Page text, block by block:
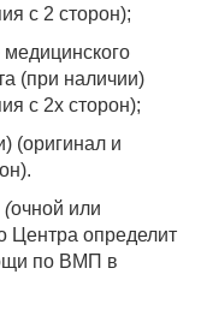
с 2 сторон);
медицинского
(при наличии)
с 2х сторон);
(оригинал и
(очной или
Центра определит
по ВМП в